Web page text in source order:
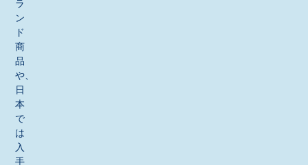
ラ
ン
ド
商
品
や、
日
本
で
は
入
手